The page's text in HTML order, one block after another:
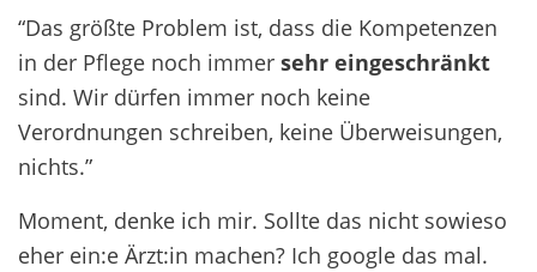
“Das größte Problem ist, dass die Kompetenzen
in der Pflege noch immer sehr eingeschränkt
sind. Wir dürfen immer noch keine
Verordnungen schreiben, keine Überweisungen,
nichts.”
Moment, denke ich mir. Sollte das nicht sowieso
eher ein:e Ärzt:in machen? Ich google das mal.